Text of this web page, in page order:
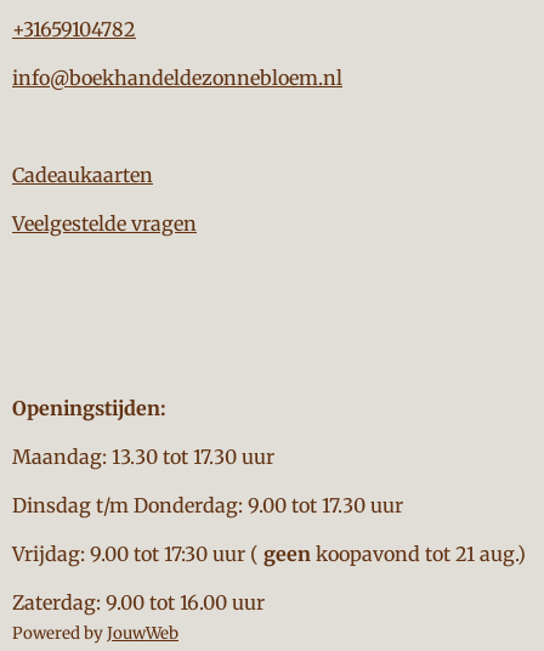
+31659104782
info@boekhandeldezonnebloem.nl
Cadeaukaarten
Veelgestelde vragen
Openingstijden:
Maandag: 13.30 tot 17.30 uur
Dinsdag t/m Donderdag: 9.00 tot 17.30 uur
Vrijdag: 9.00 tot 17:30 uur ( geen koopavond tot 21 aug.)
Zaterdag: 9.00 tot 16.00 uur
Powered byJouwWeb